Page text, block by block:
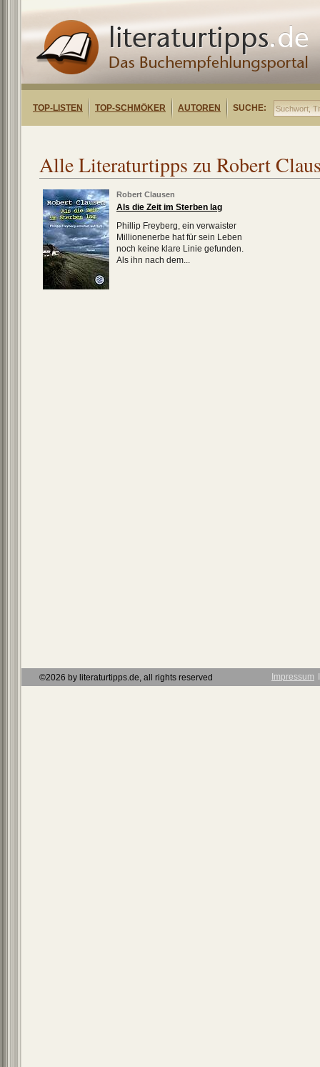
TOP-LISTEN TOP-SCHMÖKER AUTOREN SUCHE:
Alle Literaturtipps zu Robert
Robert Clausen
Als die Zeit im Sterben lag
Phillip Freyberg, ein verwaister
Millionenerbe hat für sein Leben
noch keine klare Linie gefunden.
Als ihn nach dem...
©2026 by literaturtipps.de, all rights reserved Impressum